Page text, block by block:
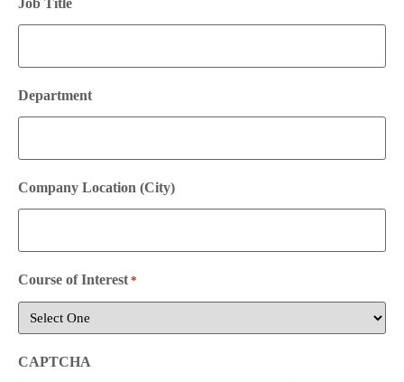
Job Title
Department
Company Location (City)
Course of Interest *
CAPTCHA